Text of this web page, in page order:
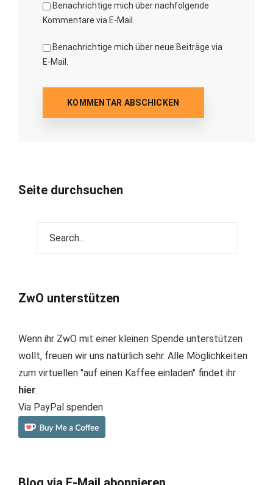
Benachrichtige mich über nachfolgende
Kommentare via E-Mail.
Benachrichtige mich über neue Beiträge via
E-Mail.
Seite durchsuchen
ZwO unterstützen
Wenn ihr ZwO mit einer kleinen Spende unterstützen
wollt, freuen wir uns natürlich sehr. Alle Möglichkeiten
zum virtuellen "auf einen Kaffee einladen" findet ihr
hier.
Via PayPal spenden